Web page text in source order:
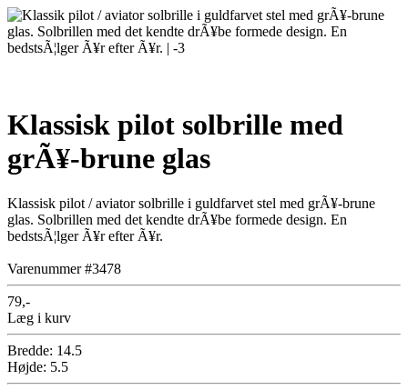
Klassisk pilot solbrille med
grÃ¥-brune glas
Klassisk pilot / aviator solbrille i guldfarvet stel med grÃ¥-brune
glas. Solbrillen med det kendte drÃ¥be formede design. En
bedstsÃ¦lger Ã¥r efter Ã¥r.
Varenummer #3478
79,-
Læg i kurv
Bredde: 14.5
Højde: 5.5